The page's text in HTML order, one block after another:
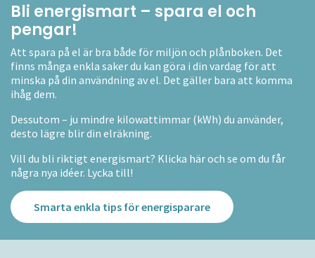
Bli energismart – spara el och
pengar!
Att spara på el är bra både för miljön och plånboken. Det
finns många enkla saker du kan göra i din vardag för att
minska på din användning av el. Det gäller bara att komma
ihåg dem.
Dessutom – ju mindre kilowattimmar (kWh) du använder,
desto lägre blir din elräkning.
Vill du bli riktigt energismart? Klicka här och se om du får
några nya idéer. Lycka till!
Smarta enkla tips för energisparare